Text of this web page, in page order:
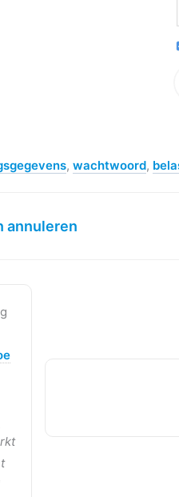
, wachtwoord,
annuleren